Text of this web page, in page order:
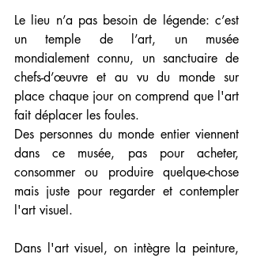
Le lieu n’a pas besoin de légende: c’est
un temple de l’art, un musée
mondialement connu, un sanctuaire de
chefs-d’œuvre et au vu du monde sur
place chaque jour on comprend que l'art
fait déplacer les foules.
Des personnes du monde entier viennent
dans ce musée, pas pour acheter,
consommer ou produire quelque-chose
mais juste pour regarder et contempler
l'art visuel.
Dans l'art visuel, on intègre la peinture,